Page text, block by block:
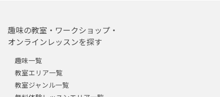
趣味の教室・ワークショップ・
オンラインレッスンを探す
趣味一覧
教室エリア一覧
教室ジャンル一覧